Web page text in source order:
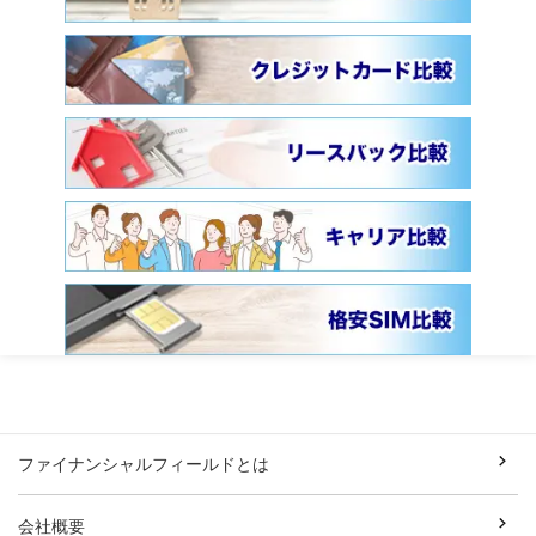
ファイナンシャルフィールドとは
会社概要